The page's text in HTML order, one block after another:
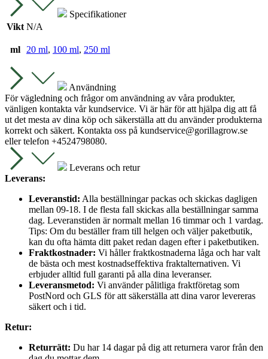
Specifikationer
Vikt N/A
ml 20 ml, 100 ml, 250 ml
Användning
För vägledning och frågor om användning av våra produkter,
vänligen kontakta vår kundservice. Vi är här för att hjälpa dig att få
ut det mesta av dina köp och säkerställa att du använder produkterna
korrekt och säkert. Kontakta oss på kundservice@gorillagrow.se
eller telefon +4524798080.
Leverans och retur
Leverans:
Leveranstid: Alla beställningar packas och skickas dagligen
mellan 09-18. I de flesta fall skickas alla beställningar samma
dag. Leveranstiden är normalt mellan 16 timmar och 1 vardag.
Tips: Om du beställer fram till helgen och väljer paketbutik,
kan du ofta hämta ditt paket redan dagen efter i paketbutiken.
Fraktkostnader: Vi håller fraktkostnaderna låga och har valt
de bästa och mest kostnadseffektiva fraktalternativen. Vi
erbjuder alltid full garanti på alla dina leveranser.
Leveransmetod: Vi använder pålitliga fraktföretag som
PostNord och GLS för att säkerställa att dina varor levereras
säkert och i tid.
Retur:
Returrätt: Du har 14 dagar på dig att returnera varor från den